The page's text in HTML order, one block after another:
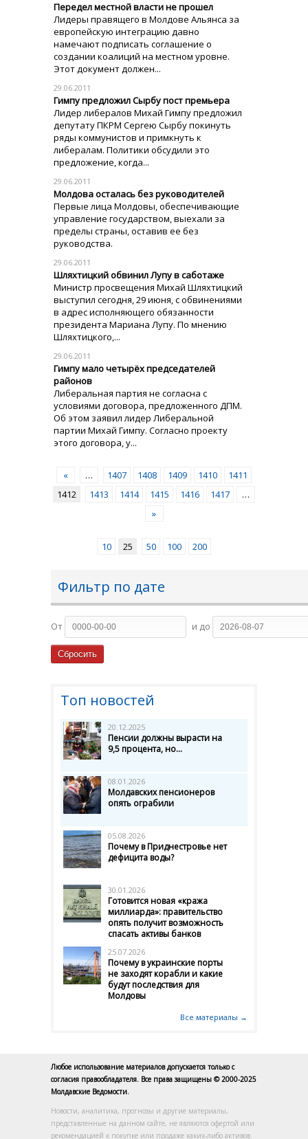
Передел местной власти не прошел
Лидеры правящего в Молдове Альянса за
европейскую интеграцию давно
намечают подписать соглашение о
создании коалиций на местном уровне.
Этот документ должен...
29.06.2011
Гимпу предложил Сырбу пост премьера
Лидер либералов Михай Гимпу предложил
депутату ПКРМ Сергею Сырбу покинуть
ряды коммунистов и примкнуть к
либералам. Политики обсудили это
предложение, когда...
29.06.2011
Молдова осталась без руководителей
Первые лица Молдовы, обеспечивающие
управление государством, выехали за
пределы страны, оставив ее без
руководства.
29.06.2011
Шляхтицкий обвинил Лупу в саботаже
Министр просвещения Михай Шляхтицкий
выступил сегодня, 29 июня, с обвинениями
в адрес исполняющего обязанности
президента Мариана Лупу. По мнению
Шляхтицкого,...
29.06.2011
Гимпу мало четырёх председателей
районов
Либеральная партия не согласна с
условиями договора, предложенного ДПМ.
Об этом заявил лидер Либеральной
партии Михай Гимпу. Согласно проекту
этого договора, у...
« … 1407 1408 1409 1410
1411
1412
1413 1414 1415 1416 1417
…
»
10 25 50 100 200
Фильтр по дате
От и до
Топ новостей
20.12.2025
Пенсии должны вырасти на
9,5 процента, но...
08.01.2026
Молдавских пенсионеров
опять ограбили
05.08.2026
Почему в Приднестровье нет
дефицита воды?
30.01.2026
Готовится новая «кража
миллиарда»: правительство
опять получит возможность
спасать активы банков
25.07.2026
Почему в украинские порты
не заходят корабли и какие
будут последствия для
Молдовы
Все материалы →
Любое использование материалов допускается только с
согласия правообладателя. Все права защищены © 2000-2025
Молдавские Ведомости.
Новости, аналитика, прогнозы и другие материалы,
представленные на данном сайте, не являются офертой или
рекомендацией к покупке или продаже каких-либо активов.